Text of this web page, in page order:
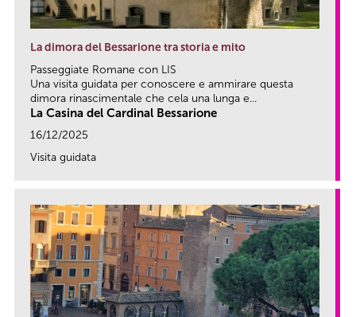
La dimora del Bessarione tra storia e mito
Passeggiate Romane con LIS
Una visita guidata per conoscere e ammirare questa
dimora rinascimentale che cela una lunga e...
La Casina del Cardinal Bessarione
16/12/2025
Visita guidata